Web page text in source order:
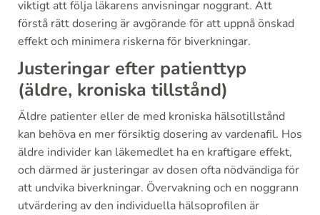
viktigt att följa läkarens anvisningar noggrant. Att
förstå rätt dosering är avgörande för att uppnå önskad
effekt och minimera riskerna för biverkningar.
Justeringar efter patienttyp
(äldre, kroniska tillstånd)
Äldre patienter eller de med kroniska hälsotillstånd
kan behöva en mer försiktig dosering av vardenafil. Hos
äldre individer kan läkemedlet ha en kraftigare effekt,
och därmed är justeringar av dosen ofta nödvändiga för
att undvika biverkningar. Övervakning och en noggrann
utvärdering av den individuella hälsoprofilen är